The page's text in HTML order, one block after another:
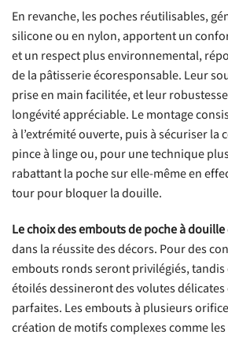
En revanche, les poches réutilisables,
silicone ou en nylon, apportent un
et un respect plus environnemental,
de la pâtisserie écoresponsable. Leur
prise en main facilitée, et leur
longévité appréciable. Le montage
à l’extrémité ouverte, puis à sécuriser la
pince à linge ou, pour une technique
rabattant la poche sur elle-même en
tour pour bloquer la douille.
Le choix des embouts de poche à douille
dans la réussite des décors. Pour des
embouts ronds seront privilégiés, tandis
étoilés dessineront des volutes délicates
parfaites. Les embouts à plusieurs
création de motifs complexes comme